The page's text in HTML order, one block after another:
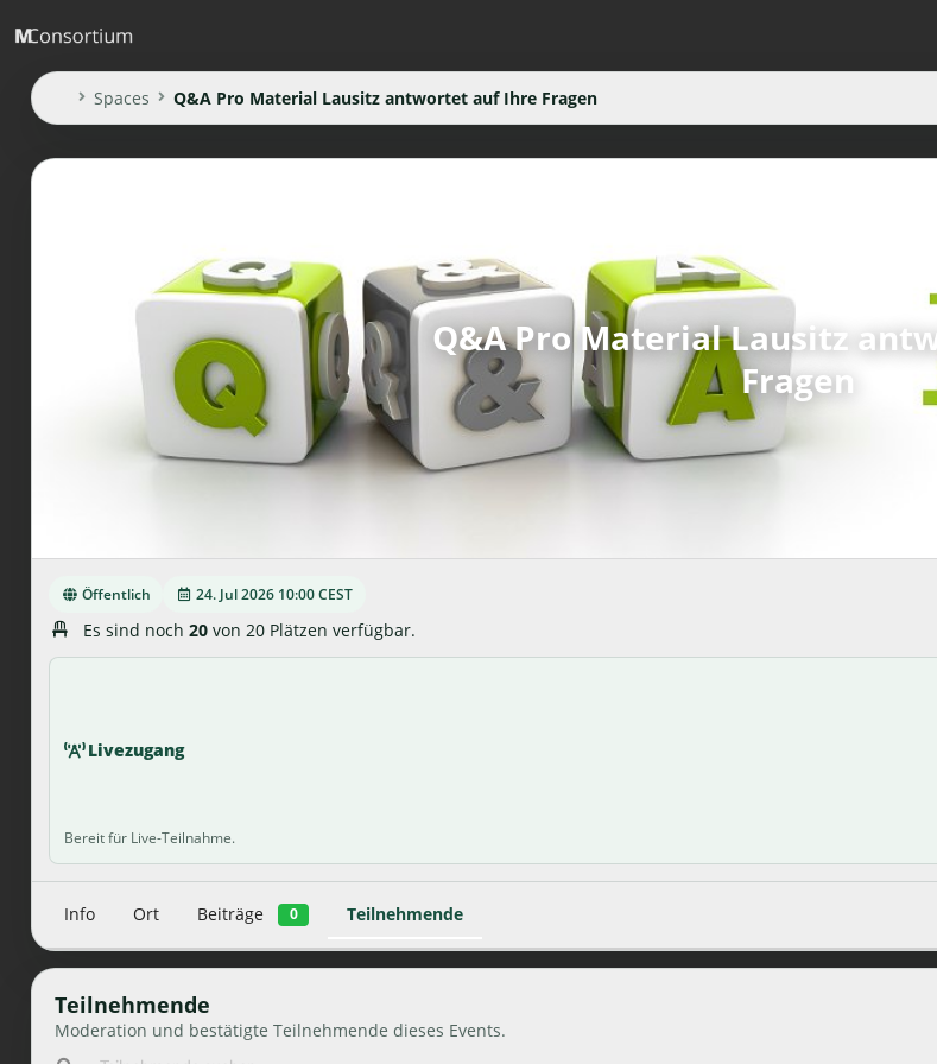
Spaces Q&A Pro Material Lausitz antwortet auf Ihre Fragen
Q&A Pro Material Lausitz
Fragen
Öffentlich 24. Jul 2026 10:00 CEST
Es sind noch 20 von 20 Plätzen verfügbar.
Livezugang
Bereit für Live-Teilnahme.
Info Ort Beiträge 0 Teilnehmende
Teilnehmende
Moderation und bestätigte Teilnehmende dieses Events.